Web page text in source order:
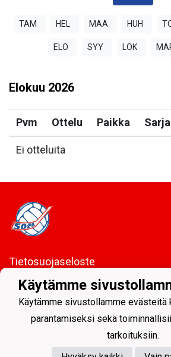
TAM HEL MAA HUH
ELO SYY LOK
Elokuu 2026
Pvm Ottelu Paikka Sarja
Ei otteluita
Tietosuojaseloste
Sodankylän Pallo ry - Nuorissa
Käytämme
Käytämme sivustollamme evästeitä
parantamiseksi sekä
tarkoituksiin.